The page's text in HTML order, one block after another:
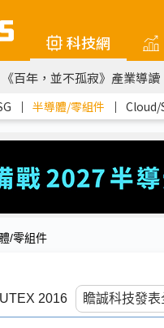
科技網
《百年，並不孤寂》產業導讀
｜ 半導體/零組件 ｜
/零組件
2016